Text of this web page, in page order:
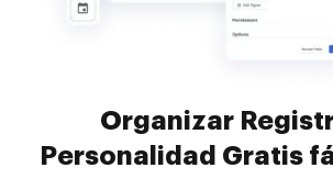
Organizar
Personalidad Gratis